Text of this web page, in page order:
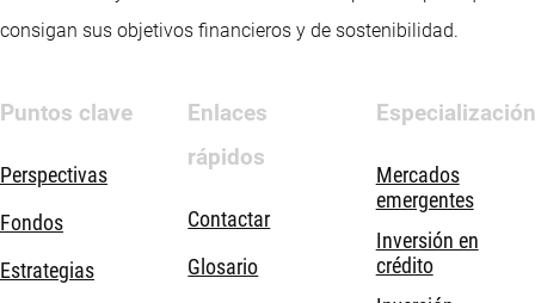
consigan sus objetivos financieros y de sostenibilidad.
Puntos clave
Perspectivas
Fondos
Estrategias
Enlaces
rápidos
Contactar
Glosario
Especialización
Mercados
emergentes
Inversión en
crédito